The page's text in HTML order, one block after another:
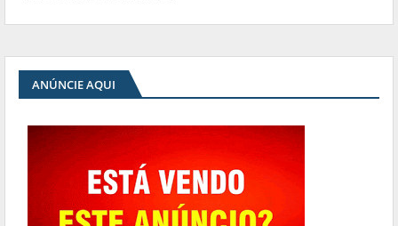
ANÚNCIE AQUI